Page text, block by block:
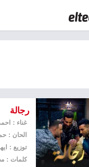
رجالة
الحان :
توزيع :
كلمات :